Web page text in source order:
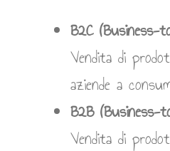
B2C (Business-
Vendita di
aziende a
B2B (Business-
Vendita di